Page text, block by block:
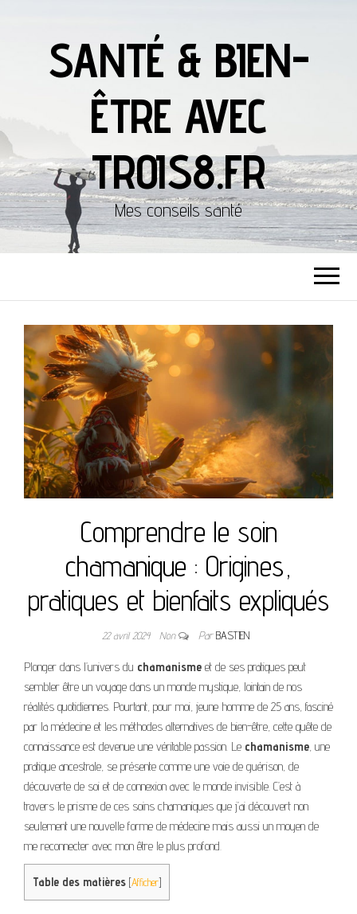
SANTÉ & BIEN-
ÊTRE AVEC
TROIS8.FR
Mes conseils santé
Comprendre le soin
chamanique : Origines,
pratiques et bienfaits expliqués
22 avril 2024 Non ParBASTIEN
Plonger dans l’univers du chamanisme et de ses pratiques peut
sembler être un voyage dans un monde mystique, lointain de nos
réalités quotidiennes. Pourtant, pour moi, jeune homme de 25 ans, fasciné
par la médecine et les méthodes alternatives de bien-être, cette quête de
connaissance est devenue une véritable passion. Le chamanisme, une
pratique ancestrale, se présente comme une voie de guérison, de
découverte de soi et de connexion avec le monde invisible. C’est à
travers le prisme de ces soins chamaniques que j’ai découvert non
seulement une nouvelle forme de médecine mais aussi un moyen de
me reconnecter avec mon être le plus profond.
Table des matières [Afficher]